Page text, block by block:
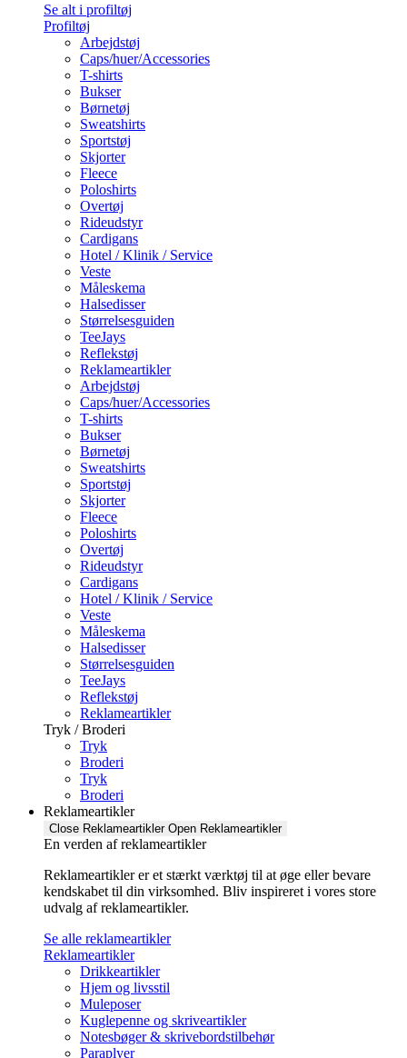
Se alt i profiltøj
Profiltøj
Arbejdstøj
Caps/huer/Accessories
T-shirts
Bukser
Børnetøj
Sweatshirts
Sportstøj
Skjorter
Fleece
Poloshirts
Overtøj
Rideudstyr
Cardigans
Hotel / Klinik / Service
Veste
Måleskema
Halsedisser
Størrelsesguiden
TeeJays
Reflekstøj
Reklameartikler
Arbejdstøj
Caps/huer/Accessories
T-shirts
Bukser
Børnetøj
Sweatshirts
Sportstøj
Skjorter
Fleece
Poloshirts
Overtøj
Rideudstyr
Cardigans
Hotel / Klinik / Service
Veste
Måleskema
Halsedisser
Størrelsesguiden
TeeJays
Reflekstøj
Reklameartikler
Tryk / Broderi
Tryk
Broderi
Tryk
Broderi
Reklameartikler
Close Reklameartikler Open Reklameartikler
En verden af reklameartikler ​
Reklameartikler er et stærkt værktøj til at øge eller bevare
kendskabet til din virksomhed. Bliv inspireret i vores store
udvalg af reklameartikler.
Se alle reklameartikler
Reklameartikler
Drikkeartikler
Hjem og livsstil
Muleposer
Kuglepenne og skriveartikler
Notesbøger & skrivebordstilbehør
Paraplyer